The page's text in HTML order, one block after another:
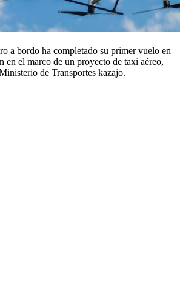
a bordo ha completado su primer vuelo en
en el marco de un proyecto de taxi aéreo,
de Transportes kazajo.